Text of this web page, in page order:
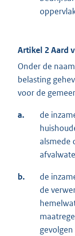
Artikel 2 Aard
Onder de
belasting
voor de
a.
de
alsmede
b.
de
de